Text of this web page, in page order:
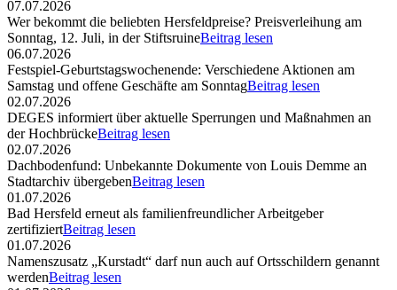
07.07.2026
Wer bekommt die beliebten Hersfeldpreise? Preisverleihung am
Sonntag, 12. Juli, in der StiftsruineBeitrag lesen
06.07.2026
Festspiel-Geburtstagswochenende: Verschiedene Aktionen am
Samstag und offene Geschäfte am SonntagBeitrag lesen
02.07.2026
DEGES informiert über aktuelle Sperrungen und Maßnahmen an
der HochbrückeBeitrag lesen
02.07.2026
Dachbodenfund: Unbekannte Dokumente von Louis Demme an
Stadtarchiv übergebenBeitrag lesen
01.07.2026
Bad Hersfeld erneut als familienfreundlicher Arbeitgeber
zertifiziertBeitrag lesen
01.07.2026
Namenszusatz „Kurstadt“ darf nun auch auf Ortsschildern genannt
werdenBeitrag lesen